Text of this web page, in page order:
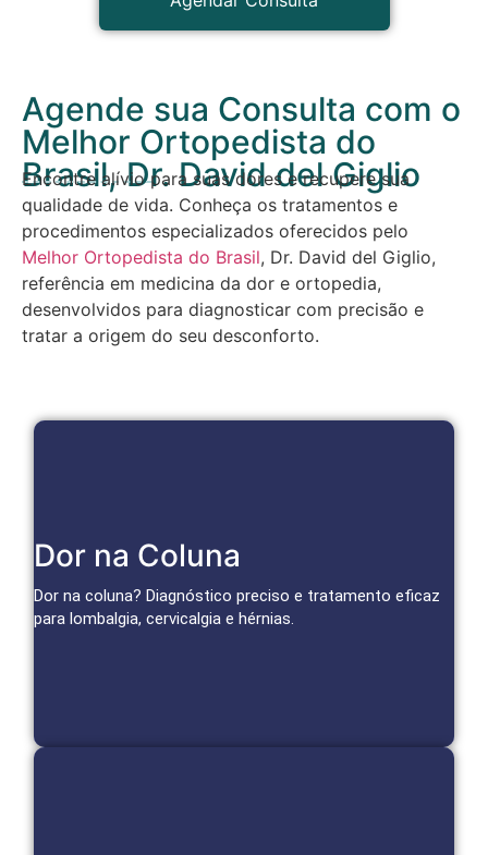
Agende sua Consulta com o
Melhor Ortopedista do
Brasil, Dr. David del Giglio
Encontre alívio para suas dores e recupere sua
qualidade de vida. Conheça os tratamentos e
procedimentos especializados oferecidos pelo
Melhor Ortopedista do Brasil, Dr. David del Giglio,
referência em medicina da dor e ortopedia,
desenvolvidos para diagnosticar com precisão e
tratar a origem do seu desconforto.
Dor na Coluna
Dor na coluna? Diagnóstico preciso e tratamento eficaz
para lombalgia, cervicalgia e hérnias.
Tratamentos Avançados para Coluna
Bloqueios, infiltrações e técnicas minimamente invasivas
Agendar Consulta